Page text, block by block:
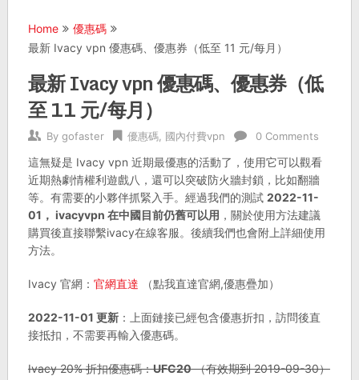
Home
優惠碼
最新 Ivacy vpn 優惠碼、優惠券（低至 11 元/每月）
最新 Ivacy vpn 優惠碼、優惠券（低
至 11 元/每月）
By gofaster 優惠碼, 國內付費vpn 0 Comments
這無疑是 Ivacy vpn 近期最優惠的活動了，使用它可以觀看
近期熱劇情權利遊戲八，還可以突破防火牆封鎖，比如翻牆
等。有需要的小夥伴抓緊入手。經過我們的測試 2022-11-
01， ivacyvpn 在中國目前仍舊可以用 ，關於使用方法建議
購買後直接聯繫ivacy在線客服。後續我們也會附上詳細使用
方法。
Ivacy 官網： 官網直達 （點我直達官網,優惠疊加）
2022-11-01 更新：上面鏈接已經包含優惠折扣，訪問後直
接抵扣，不需要再輸入優惠碼。
Ivacy 20% 折扣優惠碼：UFC20（有效期到 2019-09-30）